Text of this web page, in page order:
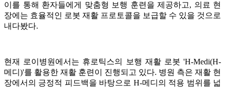
이를 통해 환자들에게 맞춤형 보행 훈련을 제공하고, 의료 현
장에는 효율적인 로봇 재활 프로토콜을 보급할 수 있을 것으로
내다봤다.
현재 로이병원에서는 휴로틱스의 보행 재활 로봇 'H-Medi(H-
메디)'를 활용한 재활 훈련이 진행되고 있다. 병원 측은 재활 현
장에서의 긍정적 피드백을 바탕으로 H-메디의 적용 범위를 넓